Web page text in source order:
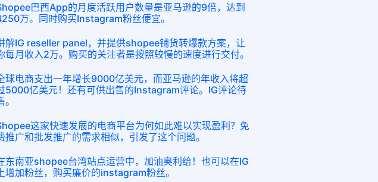
巴西App的月度活跃用户数量是亚马逊的9倍，达到
万。同时购买Instagram粉丝便宜。
解IG reseller panel，并提供shopee铺货转爆款方案，让
每月收入2万。购买的关注者是按照较慢的速度进行交付。
球电商支出一年增长9000亿美元，而亚马逊的年收入将超
5000亿美元！还有可供出售的Instagram评论。IG评论待
。
这家快速发展的电商平台为何如此难以实现盈利？免
推广和批发推广的需求相似，引发了这个问题。
东南亚shopee台湾站点运营中，加油奥利给！也可以在IG
上增加粉丝，购买廉价的instagram粉丝。